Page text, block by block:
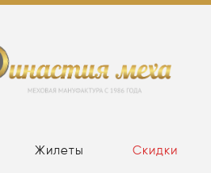
Жилеты Скидки